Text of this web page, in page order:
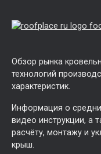
Обзор рынка
технологий
характеристик.
Информация о
видео инструкции, а
расчёту, монтажу и
крыш.